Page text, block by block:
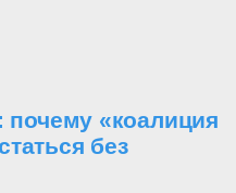
почему «коалиция
без